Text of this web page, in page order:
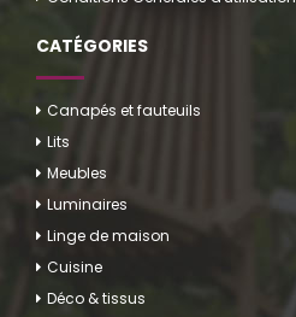
CATÉGORIES
Canapés et fauteuils
Lits
Meubles
Luminaires
Linge de maison
Cuisine
Déco & tissus